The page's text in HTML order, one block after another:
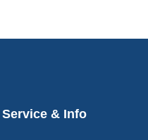
Service & Info